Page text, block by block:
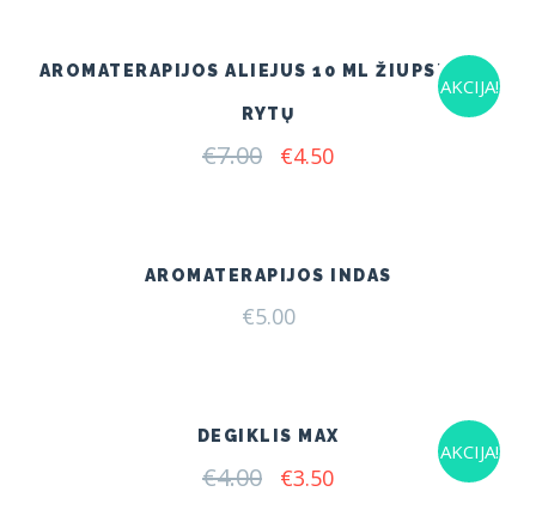
AKCIJA!
AROMATERAPIJOS ALIEJUS 10 ML ŽIUPSNELIS
RYTŲ
€7.00 Original
€4.50Current
AROMATERAPIJOS INDAS
€5.00
AKCIJA!
DEGIKLIS MAX
€4.00 Original
€3.50Current